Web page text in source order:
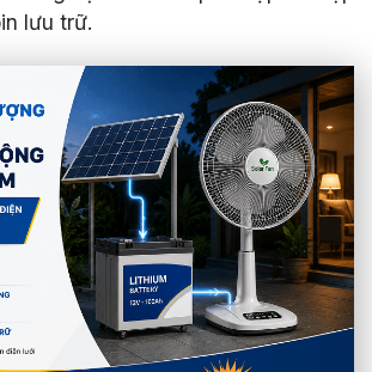
lưu trữ.